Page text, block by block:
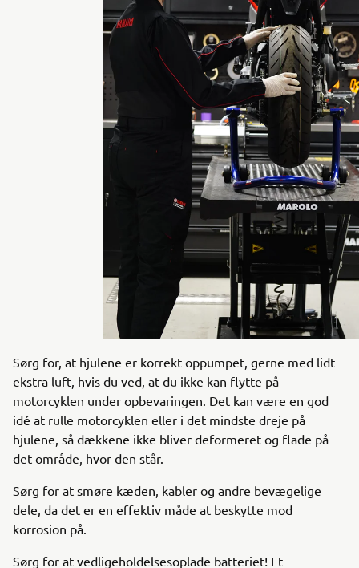
Sørg for, at hjulene er korrekt oppumpet, gerne med lidt
ekstra luft, hvis du ved, at du ikke kan flytte på
motorcyklen under opbevaringen. Det kan være en god
idé at rulle motorcyklen eller i det mindste dreje på
hjulene, så dækkene ikke bliver deformeret og flade på
det område, hvor den står.
Sørg for at smøre kæden, kabler og andre bevægelige
dele, da det er en effektiv måde at beskytte mod
korrosion på.
Sørg for at vedligeholdelsesoplade batteriet! Et